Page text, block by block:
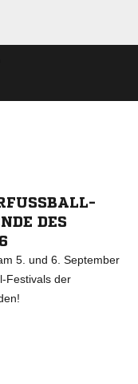
F
DES A
5. und 6. September
Festivals der